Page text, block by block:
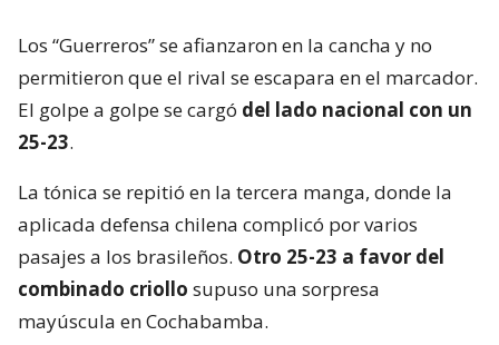
Los “Guerreros” se afianzaron en la cancha y no
permitieron que el rival se escapara en el marcador.
El golpe a golpe se cargó del lado nacional con un
25-23.
La tónica se repitió en la tercera manga, donde la
aplicada defensa chilena complicó por varios
pasajes a los brasileños. Otro 25-23 a favor del
combinado criollo supuso una sorpresa
mayúscula en Cochabamba.